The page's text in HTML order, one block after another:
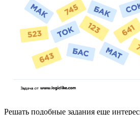
Решать подобные задания еще